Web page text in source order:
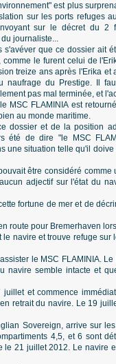
est plus
sur les ports refuges
sur le décret du 2
journaliste...
s'avéver que ce dossier ait
comme le furent celui de
treize ans après l'Erika et
naufrage du Prestige. Il
pas mal terminée, et
MSC FLAMINIA est
au monde maritime.
dossier et de la position
été de dire "le MSC
une situation telle qu'il
être considéré
adjectif sur l'état du
fortune de mer et de
route pour Bremerhaven
navire et trouve refuge sur
le MSC FLAMINIA.
navire semble intacte et
et commence
retrait du navire. Le 19
Sovereign, arrive sur
4,5, et 6 sont
le 21 juillet 2012. Le navire